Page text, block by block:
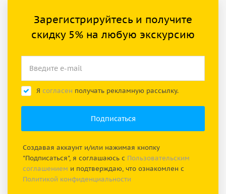
Зарегистрируйтесь и получите
скидку 5% на любую экскурсию
Я согласен получать рекламную рассылку.
Создавая аккаунт и/или нажимая кнопку
"Подписаться", я соглашаюсь с Пользовательским
соглашением и подтверждаю, что ознакомлен с
Политикой конфиденциальности